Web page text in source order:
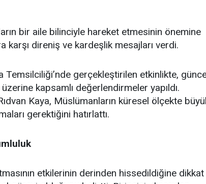
bir aile bilinciyle hareket etmesinin önemine
karşı direniş ve kardeşlik mesajları verdi.
Temsilciliği’nde gerçekleştirilen etkinlikte,
kapsamlı değerlendirmeler yapıldı.
Kaya, Müslümanların küresel ölçekte
gerektiğini hatırlattı.
etkilerinin derinden hissedildiğine dikkat